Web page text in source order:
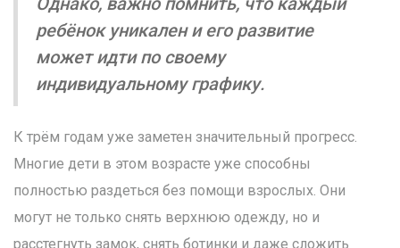
ребёнок уникален и его развитие
может идти по своему
индивидуальному графику.
К трём годам уже заметен значительный прогресс.
Многие дети в этом возрасте уже способны
полностью раздеться без помощи взрослых. Они
могут не только снять верхнюю одежду, но и
расстегнуть замок, снять ботинки и даже сложить